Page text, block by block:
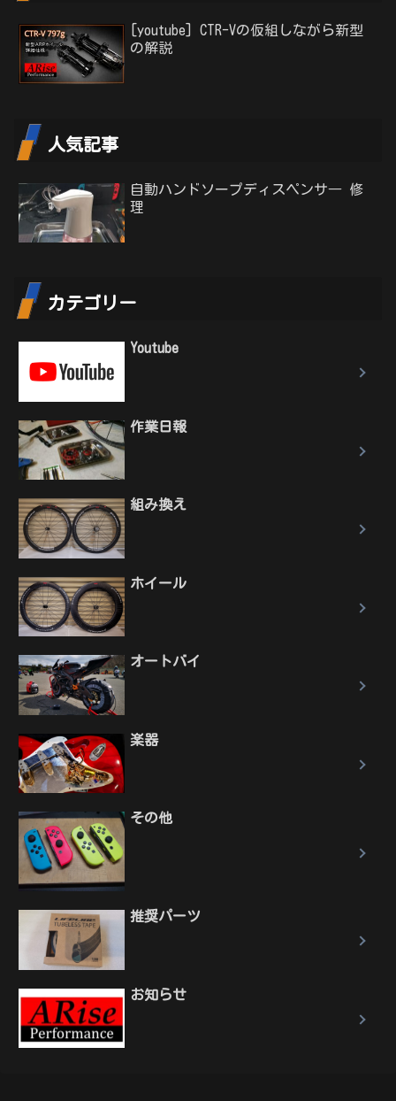
[youtube] CTR-Vの仮組しながら新型
の解説
人気記事
自動ハンドソープディスペンサ― 修
理
カテゴリー
Youtube
作業日報
組み換え
ホイール
オートバイ
楽器
その他
推奨パーツ
お知らせ